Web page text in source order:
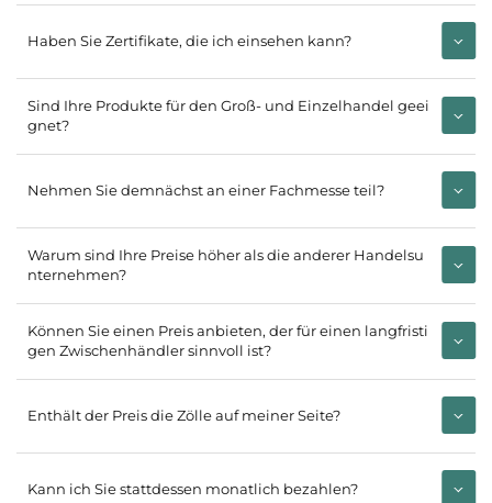
Haben Sie Zertifikate, die ich einsehen kann?
Sind Ihre Produkte für den Groß- und Einzelhandel geei
gnet?
Nehmen Sie demnächst an einer Fachmesse teil?
Warum sind Ihre Preise höher als die anderer Handelsu
nternehmen?
Können Sie einen Preis anbieten, der für einen langfristi
gen Zwischenhändler sinnvoll ist?
Enthält der Preis die Zölle auf meiner Seite?
Kann ich Sie stattdessen monatlich bezahlen?